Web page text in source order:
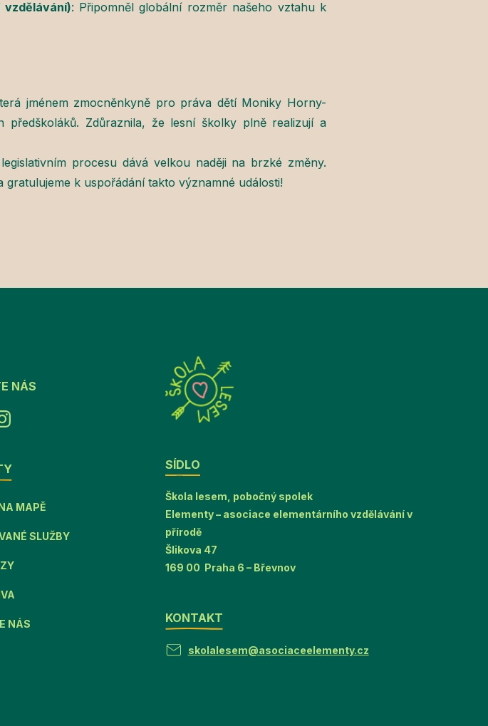
vzdělávání): Připomněl globální rozměr našeho vztahu k
jménem zmocněnkyně pro práva dětí Moniky Horny-
předškoláků. Zdůraznila, že lesní školky plně realizují a
procesu dává velkou naději na brzké změny.
k uspořádání takto významné události!
NÁS
MAPĚ
SLUŽBY
NÁS
SÍDLO
Škola lesem, pobočný spolek
Elementy – asociace elementárního vzdělávání v
přírodě
Šlikova 47
169 00 Praha 6 – Břevnov
KONTAKT
skolalesem@asociaceelementy.cz